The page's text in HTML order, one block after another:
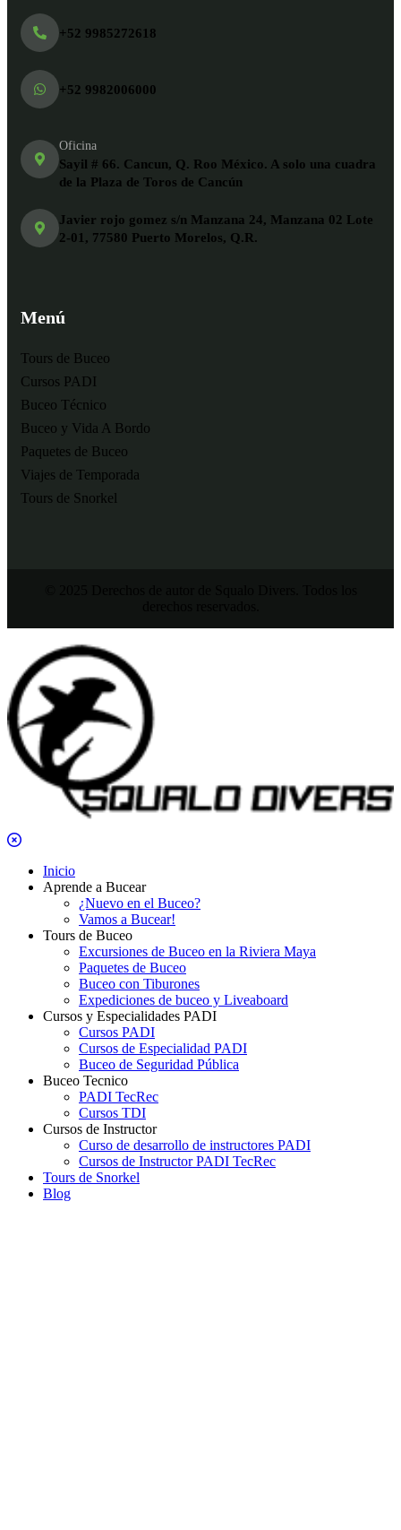
+52 9985272618
+52 9982006000
Oficina
Sayil # 66. Cancun, Q. Roo México. A solo una cuadra
de la Plaza de Toros de Cancún
Javier rojo gomez s/n Manzana 24, Manzana 02 Lote
2-01, 77580 Puerto Morelos, Q.R.
Menú
Tours de Buceo
Cursos PADI
Buceo Técnico
Buceo y Vida A Bordo
Paquetes de Buceo
Viajes de Temporada
Tours de Snorkel
Inicio
Aprende a Bucear
¿Nuevo en el Buceo?
Vamos a Bucear!
Tours de Buceo
Excursiones de Buceo en la Riviera Maya
Paquetes de Buceo
Buceo con Tiburones
Expediciones de buceo y Liveaboard
Cursos y Especialidades PADI
Cursos PADI
Cursos de Especialidad PADI
Buceo de Seguridad Pública
Buceo Tecnico
PADI TecRec
Cursos TDI
Cursos de Instructor
Curso de desarrollo de instructores PADI
Cursos de Instructor PADI TecRec
Tours de Snorkel
Blog